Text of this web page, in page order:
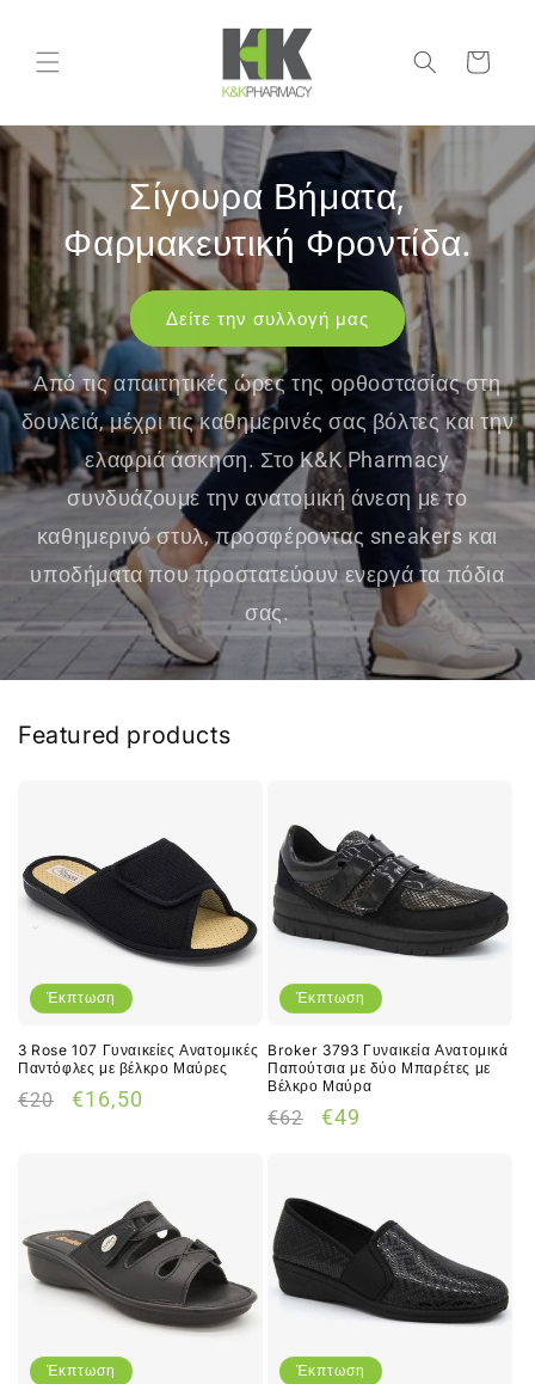
περιεχόμενο
Καλάθι
Σίγουρα Βήματα,
Φαρμακευτική Φροντίδα.
Δείτε την συλλογή μας
Από τις απαιτητικές ώρες της ορθοστασίας στη
δουλειά, μέχρι τις καθημερινές σας βόλτες και την
ελαφριά άσκηση. Στο K&K Pharmacy
συνδυάζουμε την ανατομική άνεση με το
καθημερινό στυλ, προσφέροντας sneakers και
υποδήματα που προστατεύουν ενεργά τα πόδια
σας.
Featured products
Έκπτωση
3 Rose 107 Γυναικείες Ανατομικές
Παντόφλες με βέλκρο Μαύρες
Κανονική
€20
Τιμή
€16,50
Έκπτωση
Broker 3793 Γυναικεία Ανατομικά
Παπούτσια με δύο Μπαρέτες με
Βέλκρο Μαύρα
Κανονική
€62
Τιμή
€49
Έκπτωση Έκπτωση